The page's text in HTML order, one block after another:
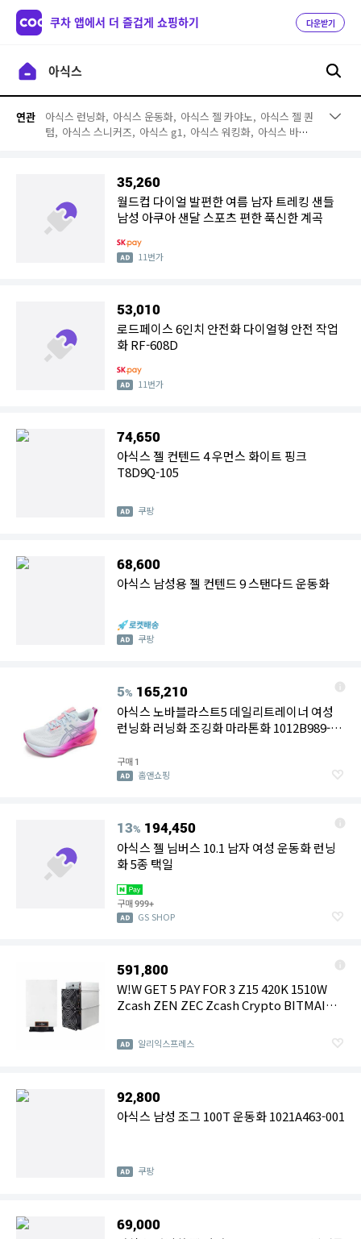
쿠차 앱에서 더 즐겁게 쇼핑하기 다운받기
연관 아식스 런닝화, 아식스 운동화, 아식스 젤 카야노, 아식스 젤 퀀
텀, 아식스 스니커즈, 아식스 g1, 아식스 워킹화, 아식스 바람
아식스 바지, 아식스 마라톤화,
아식스 레깅스
35,260
월드컵 다이얼 발편한 여름 남자 트레킹 샌들
남성 아쿠아 샌달 스포츠 편한 푹신한 계곡
11번가
53,010
로드페이스 6인치 안전화 다이얼형 안전 작업
화 RF-608D
11번가
74,650
아식스 젤 컨텐드 4 우먼스 화이트 핑크
T8D9Q-105
쿠팡
68,600
아식스 남성용 젤 컨텐드 9 스탠다드 운동화
쿠팡
5% 165,210
아식스 노바블라스트5 데일리트레이너 여성
런닝화 러닝화 조깅화 마라톤화 1012B989-
구매 1
홈앤쇼핑
13% 194,450
아식스 젤 님버스 10.1 남자 여성 운동화 런닝
화 5종 택일
구매999+
GS SHOP
591,800
W!W GET 5 PAY FOR 3 Z15 420K 1510W
Zcash ZEN ZEC Zcash Crypto BITMAIN
알리익스프레스
92,800
아식스 남성 조그 100T 운동화 1021A463-001
쿠팡
69,000